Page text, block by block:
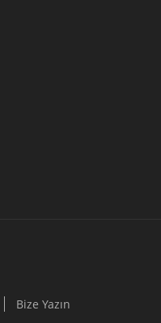
Bize Yazın